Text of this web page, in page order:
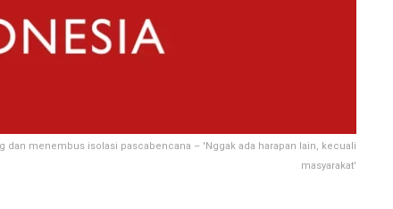
dan menembus isolasi pascabencana – 'Nggak ada harapan lain, kecuali
masyarakat'